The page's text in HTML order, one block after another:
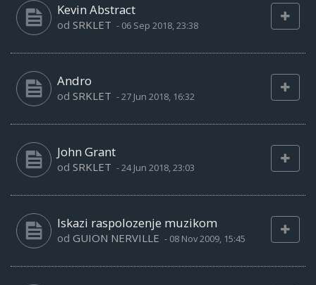
Kevin Abstract
od SRKLET - 06 Sep 2018, 23:38
Andro
od SRKLET -27 Jun 2018, 16:32
John Grant
od SRKLET -24 Jun 2018, 23:03
Iskazi raspolozenje muzikom
od GUION NERVILLE - 08 Nov 2009, 15:45